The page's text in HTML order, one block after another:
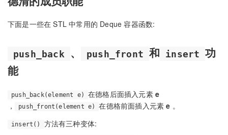
下面是一些在 STL 中常用的 Deque 容器函数:
push_back 、 push_front 和 insert 功
能
push_back(element e) 在德格后面插入元素 e
，
push_front(element e) 在德格前面插入元素e 。
insert() 方法有三种变体: